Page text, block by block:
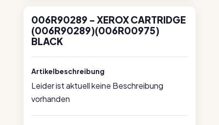
006R90289 - XEROX CARTRIDGE
(006R90289)(006R00975)
BLACK
Artikelbeschreibung
Leider ist aktuell keine Beschreibung
vorhanden